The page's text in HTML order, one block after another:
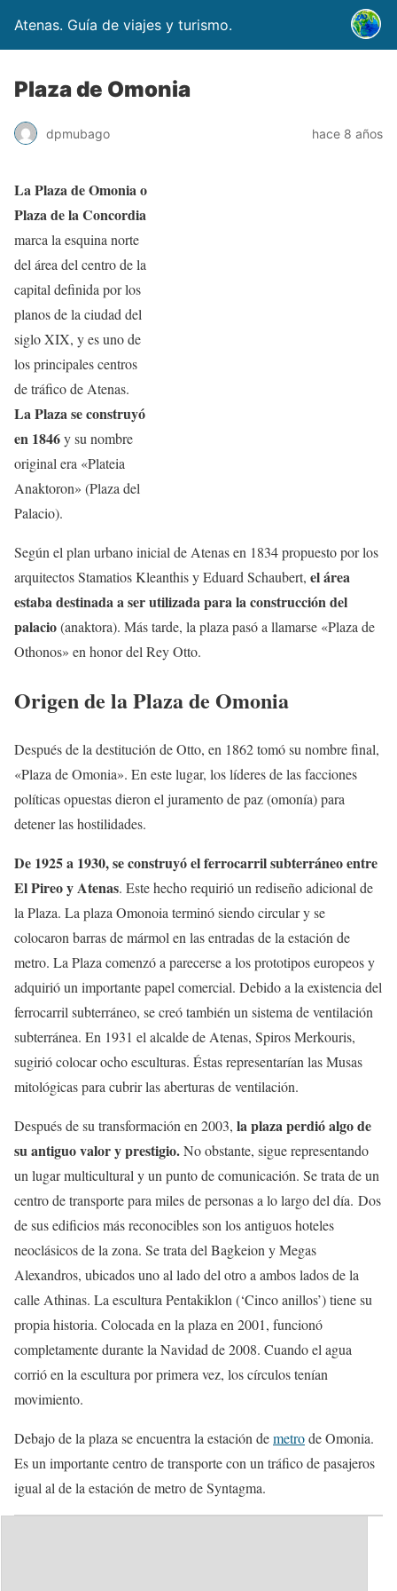
Atenas. Guía de viajes y turismo.
Plaza de Omonia
dpmubago hace 8 años
La Plaza de Omonia o
Plaza de la Concordia
marca la esquina norte
del área del centro de la
capital definida por los
planos de la ciudad del
siglo XIX, y es uno de
los principales centros
de tráfico de Atenas.
La Plaza se construyó
en 1846y su nombre
original era «Plateia
Anaktoron» (Plaza del
Palacio).
Según el plan urbano inicial de Atenas en 1834 propuesto por los
arquitectos Stamatios Kleanthis y Eduard Schaubert, el área
estaba destinada a ser utilizada para la construcción del
palacio(anaktora). Más tarde, la plaza pasó a llamarse «Plaza de
Othonos» en honor del Rey Otto.
Origen de la Plaza de Omonia
Después de la destitución de Otto, en 1862 tomó su nombre final,
«Plaza de Omonia». En este lugar, los líderes de las facciones
políticas opuestas dieron el juramento de paz (omonía) para
detener las hostilidades.
De 1925 a 1930, se construyó el ferrocarril subterráneo entre
El Pireo y Atenas. Este hecho requirió un rediseño adicional de
la Plaza. La plaza Omonoia terminó siendo circular y se
colocaron barras de mármol en las entradas de la estación de
metro. La Plaza comenzó a parecerse a los prototipos europeos y
adquirió un importante papel comercial. Debido a la existencia del
ferrocarril subterráneo, se creó también un sistema de ventilación
subterránea. En 1931 el alcalde de Atenas, Spiros Merkouris,
sugirió colocar ocho esculturas. Éstas representarían las Musas
mitológicas para cubrir las aberturas de ventilación.
Después de su transformación en 2003, la plaza perdió algo de
su antiguo valor y prestigio.No obstante, sigue representando
un lugar multicultural y un punto de comunicación. Se trata de un
centro de transporte para miles de personas a lo largo del día. Dos
de sus edificios más reconocibles son los antiguos hoteles
neoclásicos de la zona. Se trata del Bagkeion y Megas
Alexandros, ubicados uno al lado del otro a ambos lados de la
calle Athinas. La escultura Pentakiklon (‘Cinco anillos’) tiene su
propia historia. Colocada en la plaza en 2001, funcionó
completamente durante la Navidad de 2008. Cuando el agua
corrió en la escultura por primera vez, los círculos tenían
movimiento.
Debajo de la plaza se encuentra la estación demetrode Omonia.
Es un importante centro de transporte con un tráfico de pasajeros
igual al de la estación de metro de Syntagma.